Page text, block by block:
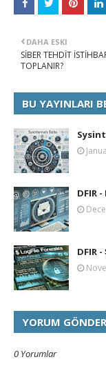
DAHA ESKI
SİBER TEHDİT
TOPLANIR?
BU YAYINLARI
DFIR
DFIR
YORUM GÖNDER
0 Yorumlar